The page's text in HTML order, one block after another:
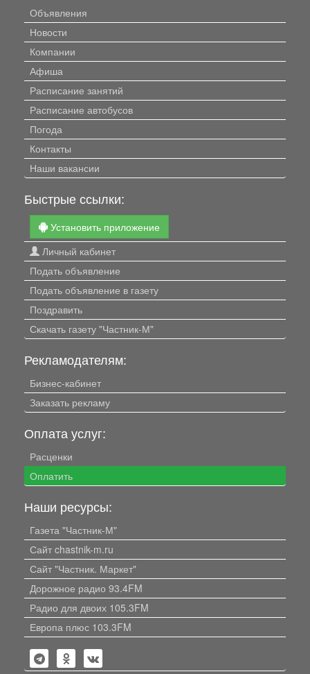
Объявления
Новости
Компании
Афиша
Расписание занятий
Расписание автобусов
Погода
Контакты
Наши вакансии
Быстрые ссылки:
Установить приложение
Личный кабинет
Подать объявление
Подать объявление в газету
Поздравить
Скачать газету "Частник-М"
Рекламодателям:
Бизнес-кабинет
Заказать рекламу
Оплата услуг:
Расценки
Оплатить
Наши ресурсы:
Газета "Частник-М"
Сайт chastnik-m.ru
Сайт "Частник. Маркет"
Дорожное радио 93.4FM
Радио для двоих 105.3FM
Европа плюс 103.3FM